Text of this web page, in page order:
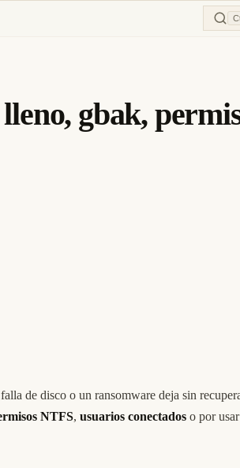
gbak,
de disco o un ransomware deja sin
NTFS, usuarios conectados o por usar